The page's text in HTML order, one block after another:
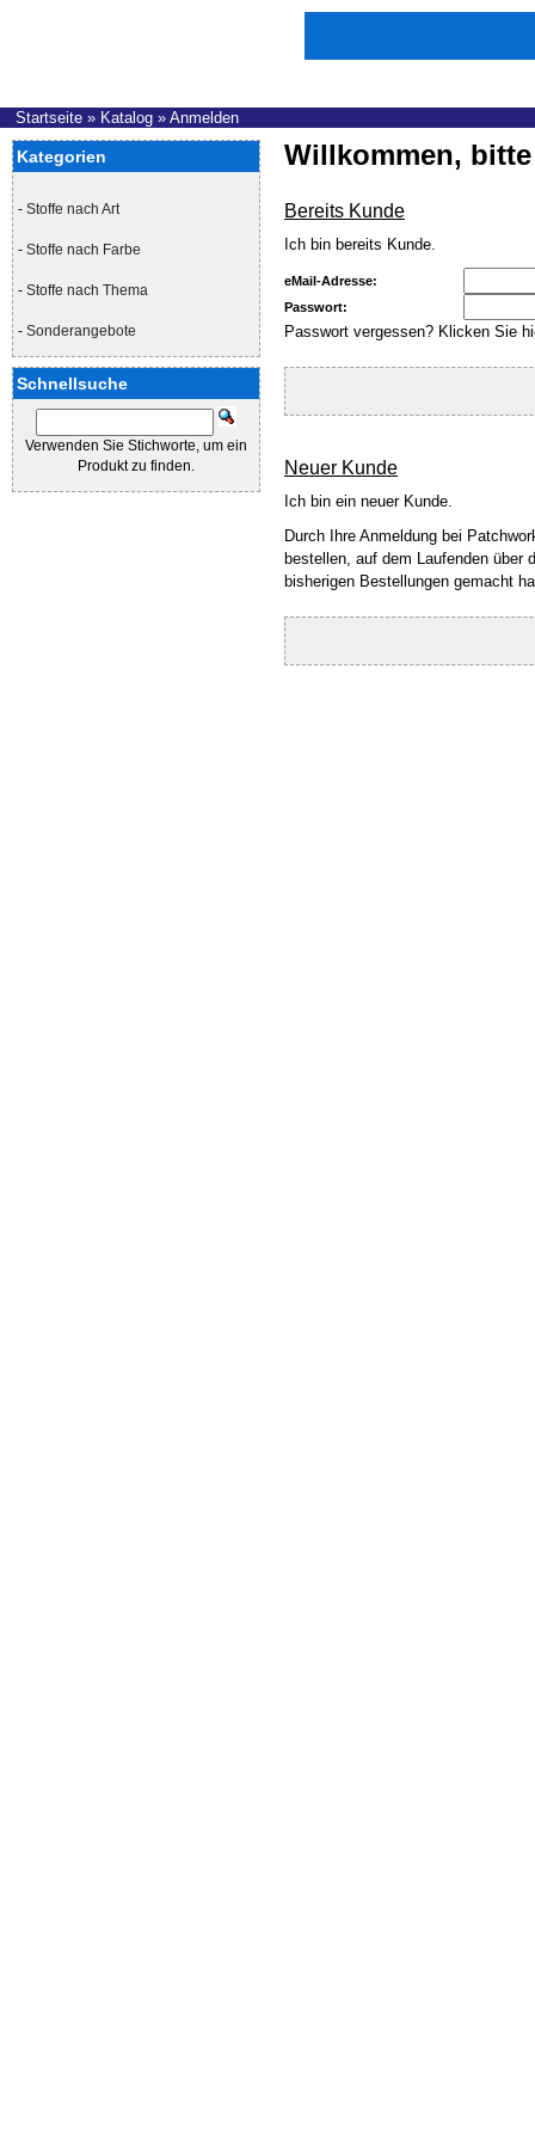
Startseite » Katalog » Anmelden
Kategorien
- Stoffe nach Art
- Stoffe nach Farbe
- Stoffe nach Thema
- Sonderangebote
Schnellsuche
Verwenden Sie Stichworte, um ein
Produkt zu finden.
Willkommen,
Bereits Kunde
Ich bin bereits Kunde.
eMail-Adresse:
Passwort:
Passwort vergessen? Klicken Sie
Neuer Kunde
Ich bin ein neuer Kunde.
Durch Ihre Anmeldung bei
bestellen, auf dem Laufenden über
bisherigen Bestellungen gemacht